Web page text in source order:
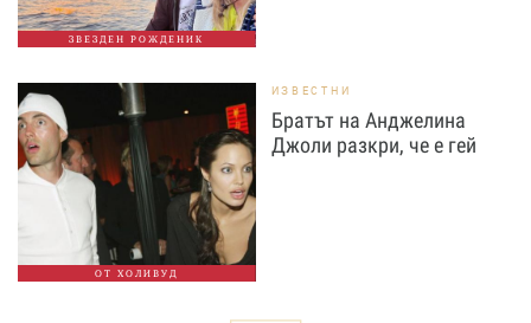
ЗВЕЗДЕН РОЖДЕНИК
ОТ ХОЛИВУД
ИЗВЕСТНИ
Братът на Анджелина
Джоли разкри, че е гей